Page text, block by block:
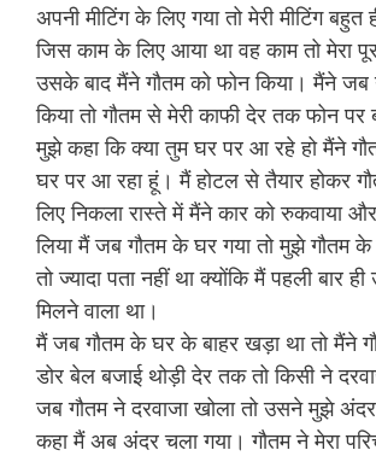
अपनी मीटिंग के लिए गया तो मेरी मीटिंग बहुत
जिस काम के लिए आया था वह काम तो मेरा
उसके बाद मैंने गौतम को फोन किया। मैंने जब
किया तो गौतम से मेरी काफी देर तक फोन पर
मुझे कहा कि क्या तुम घर पर आ रहे हो मैंने
घर पर आ रहा हूं। मैं होटल से तैयार होकर
लिए निकला रास्ते में मैंने कार को रुकवाया
लिया मैं जब गौतम के घर गया तो मुझे गौतम के
तो ज्यादा पता नहीं था क्योंकि मैं पहली बार
मिलने वाला था।
मैं जब गौतम के घर के बाहर खड़ा था तो मैंने
डोर बेल बजाई थोड़ी देर तक तो किसी ने
जब गौतम ने दरवाजा खोला तो उसने मुझे
कहा मैं अब अंदर चला गया। गौतम ने मेरा